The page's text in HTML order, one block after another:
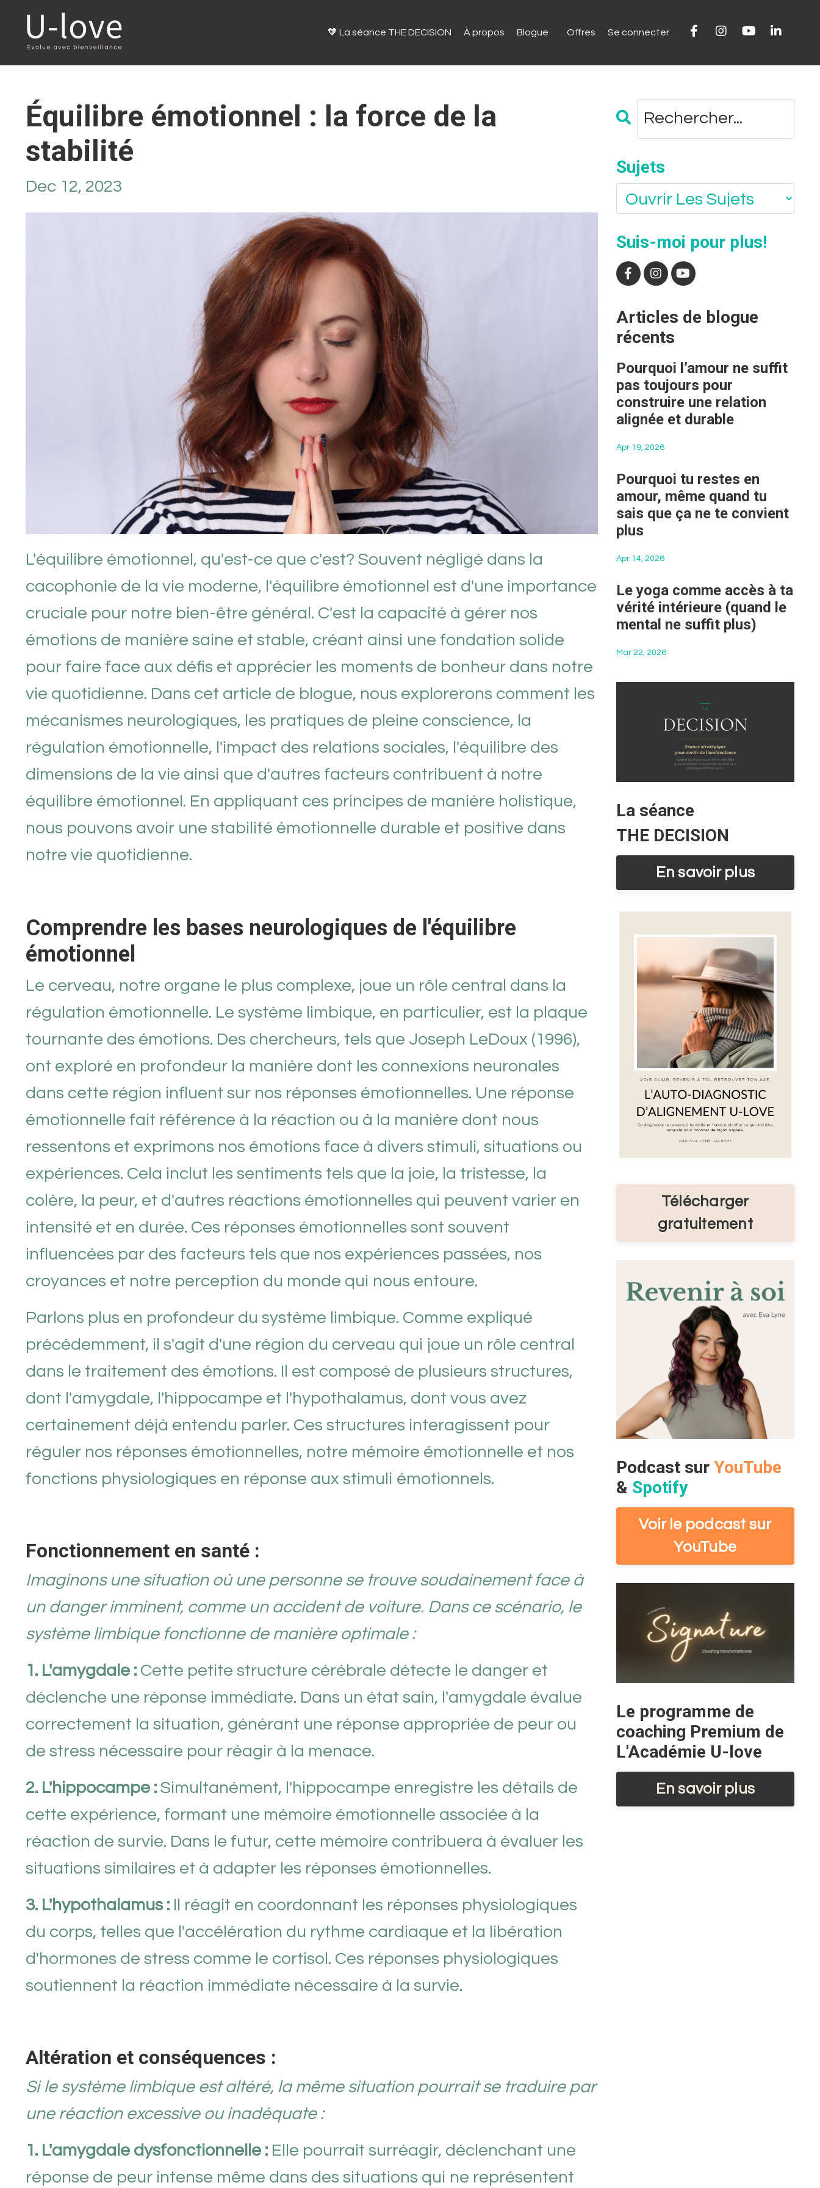
🧡 La séance THE DECISION À propos Blogue Offres Se connecter
Équilibre émotionnel : la force de la
stabilité
Dec 12, 2023
L'équilibre émotionnel, qu'est-ce que c'est? Souvent négligé dans la
cacophonie de la vie moderne, l'équilibre émotionnel est d'une importance
cruciale pour notre bien-être général. C'est la capacité à gérer nos
émotions de manière saine et stable, créant ainsi une fondation solide
pour faire face aux défis et apprécier les moments de bonheur dans notre
vie quotidienne. Dans cet article de blogue, nous explorerons comment les
mécanismes neurologiques, les pratiques de pleine conscience, la
régulation émotionnelle, l'impact des relations sociales, l'équilibre des
dimensions de la vie ainsi que d'autres facteurs contribuent à notre
équilibre émotionnel. En appliquant ces principes de manière holistique,
nous pouvons avoir une stabilité émotionnelle durable et positive dans
notre vie quotidienne.
Comprendre les bases neurologiques de l'équilibre
émotionnel
Le cerveau, notre organe le plus complexe, joue un rôle central dans la
régulation émotionnelle. Le système limbique, en particulier, est la plaque
tournante des émotions. Des chercheurs, tels que Joseph LeDoux (1996),
ont exploré en profondeur la manière dont les connexions neuronales
dans cette région influent sur nos réponses émotionnelles. Une réponse
émotionnelle fait référence à la réaction ou à la manière dont nous
ressentons et exprimons nos émotions face à divers stimuli, situations ou
expériences. Cela inclut les sentiments tels que la joie, la tristesse, la
colère, la peur, et d'autres réactions émotionnelles qui peuvent varier en
intensité et en durée. Ces réponses émotionnelles sont souvent
influencées par des facteurs tels que nos expériences passées, nos
croyances et notre perception du monde qui nous entoure.
Parlons plus en profondeur du système limbique. Comme expliqué
précédemment, il s'agit d'une région du cerveau qui joue un rôle central
dans le traitement des émotions. Il est composé de plusieurs structures,
dont l'amygdale, l'hippocampe et l'hypothalamus, dont vous avez
certainement déjà entendu parler. Ces structures interagissent pour
réguler nos réponses émotionnelles, notre mémoire émotionnelle et nos
fonctions physiologiques en réponse aux stimuli émotionnels.
Fonctionnement en santé :
Imaginons une situation où une personne se trouve soudainement face à
un danger imminent, comme un accident de voiture. Dans ce scénario, le
système limbique fonctionne de manière optimale :
1. L'amygdale : Cette petite structure cérébrale détecte le danger et
déclenche une réponse immédiate. Dans un état sain, l'amygdale évalue
correctement la situation, générant une réponse appropriée de peur ou
de stress nécessaire pour réagir à la menace.
2. L'hippocampe : Simultanément, l'hippocampe enregistre les détails de
cette expérience, formant une mémoire émotionnelle associée à la
réaction de survie. Dans le futur, cette mémoire contribuera à évaluer les
situations similaires et à adapter les réponses émotionnelles.
3. L'hypothalamus : Il réagit en coordonnant les réponses physiologiques
du corps, telles que l'accélération du rythme cardiaque et la libération
d'hormones de stress comme le cortisol. Ces réponses physiologiques
soutiennent la réaction immédiate nécessaire à la survie.
Altération et conséquences :
Si le système limbique est altéré, la même situation pourrait se traduire par
une réaction excessive ou inadéquate :
1. L'amygdale dysfonctionnelle : Elle pourrait surréagir, déclenchant une
réponse de peur intense même dans des situations qui ne représentent
Sujets
Suis-moi pour plus!
Articles de blogue
récents
Pourquoi l’amour ne suffit
pas toujours pour
construire une relation
alignée et durable
Apr 19, 2026
Pourquoi tu restes en
amour, même quand tu
sais que ça ne te convient
plus
Apr 14, 2026
Le yoga comme accès à ta
vérité intérieure (quand le
mental ne suffit plus)
Mar 22, 2026
La séance
THE DECISION
En savoir plus
Télécharger
gratuitement
Podcast sur YouTube
& Spotify
Voir le podcast sur
YouTube
Le programme de
coaching Premium de
L'Académie U-love
En savoir plus